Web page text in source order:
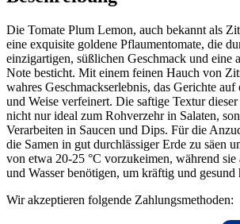
Die Tomate Plum Lemon, auch bekannt als
eine exquisite goldene Pflaumentomate, die
einzigartigen, süßlichen Geschmack und eine
Note besticht. Mit einem feinen Hauch von
wahres Geschmackserlebnis, das Gerichte auf
und Weise verfeinert. Die saftige Textur
nicht nur ideal zum Rohverzehr in Salaten,
Verarbeiten in Saucen und Dips. Für die
die Samen in gut durchlässiger Erde zu säen
von etwa 20-25 °C vorzukeimen, während
und Wasser benötigen, um kräftig und gesund
Wir akzeptieren folgende Zahlungsmethoden: